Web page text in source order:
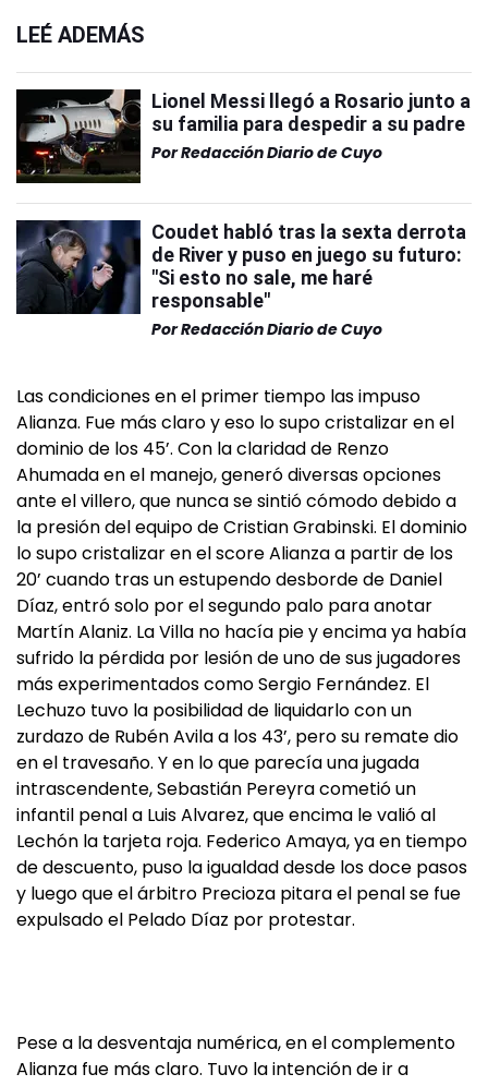
LEÉ ADEMÁS
Lionel Messi llegó a Rosario junto a
su familia para despedir a su padre
PorRedacción Diario de Cuyo
Coudet habló tras la sexta derrota
de River y puso en juego su futuro:
"Si esto no sale, me haré
responsable"
PorRedacción Diario de Cuyo
Las condiciones en el primer tiempo las impuso
Alianza. Fue más claro y eso lo supo cristalizar en el
dominio de los 45’. Con la claridad de Renzo
Ahumada en el manejo, generó diversas opciones
ante el villero, que nunca se sintió cómodo debido a
la presión del equipo de Cristian Grabinski. El dominio
lo supo cristalizar en el score Alianza a partir de los
20’ cuando tras un estupendo desborde de Daniel
Díaz, entró solo por el segundo palo para anotar
Martín Alaniz. La Villa no hacía pie y encima ya había
sufrido la pérdida por lesión de uno de sus jugadores
más experimentados como Sergio Fernández. El
Lechuzo tuvo la posibilidad de liquidarlo con un
zurdazo de Rubén Avila a los 43’, pero su remate dio
en el travesaño. Y en lo que parecía una jugada
intrascendente, Sebastián Pereyra cometió un
infantil penal a Luis Alvarez, que encima le valió al
Lechón la tarjeta roja. Federico Amaya, ya en tiempo
de descuento, puso la igualdad desde los doce pasos
y luego que el árbitro Precioza pitara el penal se fue
expulsado el Pelado Díaz por protestar.
Pese a la desventaja numérica, en el complemento
Alianza fue más claro. Tuvo la intención de ir a